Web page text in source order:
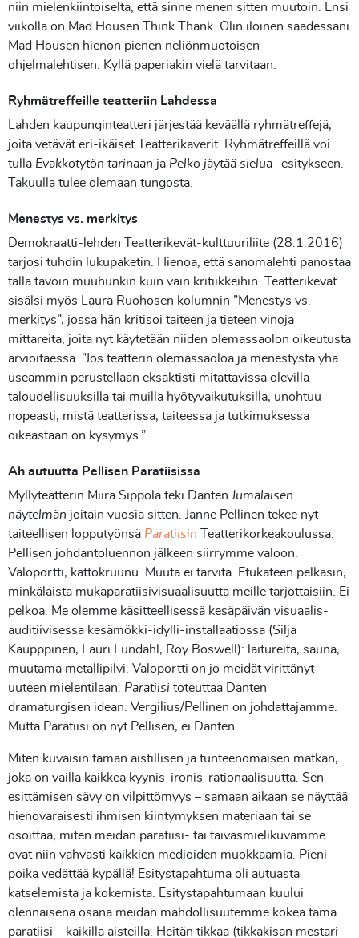
niin mielenkiintoiselta, että sinne menen sitten muutoin. Ensi
viikolla on Mad Housen Think Thank. Olin iloinen saadessani
Mad Housen hienon pienen neliönmuotoisen
ohjelmalehtisen. Kyllä paperiakin vielä tarvitaan.
Ryhmätreffeille teatteriin Lahdessa
Lahden kaupunginteatteri järjestää keväällä ryhmätreffejä,
joita vetävät eri-ikäiset Teatterikaverit. Ryhmätreffeillä voi
tulla Evakkotytön tarinaan ja Pelko jäytää sielua -esitykseen.
Takuulla tulee olemaan tungosta.
Menestys vs. merkitys
Demokraatti-lehden Teatterikevät-kulttuuriliite (28.1.2016)
tarjosi tuhdin lukupaketin. Hienoa, että sanomalehti panostaa
tällä tavoin muuhunkin kuin vain kritiikkeihin. Teatterikevät
sisälsi myös Laura Ruohosen kolumnin ”Menestys vs.
merkitys”, jossa hän kritisoi taiteen ja tieteen vinoja
mittareita, joita nyt käytetään niiden olemassaolon oikeutusta
arvioitaessa. ”Jos teatterin olemassaoloa ja menestystä yhä
useammin perustellaan eksaktisti mitattavissa olevilla
taloudellisuuksilla tai muilla hyötyvaikutuksilla, unohtuu
nopeasti, mistä teatterissa, taiteessa ja tutkimuksessa
oikeastaan on kysymys.”
Ah autuutta Pellisen Paratiisissa
Myllyteatterin Miira Sippola teki Danten Jumalaisen
näytelmän joitain vuosia sitten. Janne Pellinen tekee nyt
taiteellisen lopputyönsä Paratiisin Teatterikorkeakoulussa.
Pellisen johdantoluennon jälkeen siirrymme valoon.
Valoportti, kattokruunu. Muuta ei tarvita. Etukäteen pelkäsin,
minkälaista mukaparatiisivisuaalisuutta meille tarjottaisiin. Ei
pelkoa. Me olemme käsitteellisessä kesäpäivän visuaalis-
auditiivisessa kesämökki-idylli-installaatiossa (Silja
Kaupppinen, Lauri Lundahl, Roy Boswell): laitureita, sauna,
muutama metallipilvi. Valoportti on jo meidät virittänyt
uuteen mielentilaan. Paratiisi toteuttaa Danten
dramaturgisen idean. Vergilius/Pellinen on johdattajamme.
Mutta Paratiisi on nyt Pellisen, ei Danten.
Miten kuvaisin tämän aistillisen ja tunteenomaisen matkan,
joka on vailla kaikkea kyynis-ironis-rationaalisuutta. Sen
esittämisen sävy on vilpittömyys – samaan aikaan se näyttää
hienovaraisesti ihmisen kiintymyksen materiaan tai se
osoittaa, miten meidän paratiisi- tai taivasmielikuvamme
ovat niin vahvasti kaikkien medioiden muokkaamia. Pieni
poika vedättää kypällä! Esitystapahtuma oli autuasta
katselemista ja kokemista. Esitystapahtumaan kuului
olennaisena osana meidän mahdollisuutemme kokea tämä
paratiisi – kaikilla aisteilla. Heitän tikkaa (tikkakisan mestari